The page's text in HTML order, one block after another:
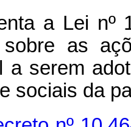
a Lei
as
a serem
sociais da